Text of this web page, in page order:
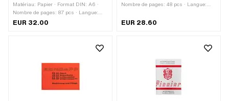
Matériau: Papier · Format DIN: A6 ·
Nombre de pages: 87 pcs · Langue:
Allemand · Langue: Français
EUR 32.00
Nombre de pages: 48 pcs · Langue:
EUR 28.60